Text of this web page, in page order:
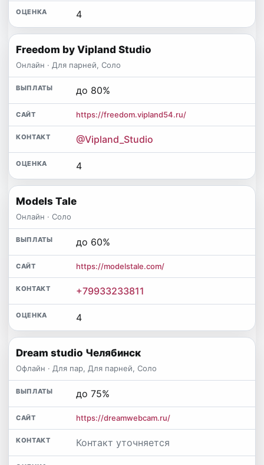
4
Freedom by Vipland Studio
Онлайн · Для парней, Соло
до 80%
https://freedom.vipland54.ru/
@Vipland_Studio
4
Models Tale
Онлайн · Соло
до 60%
https://modelstale.com/
+79933233811
4
Dream studio Челябинск
Офлайн · Для пар, Для парней, Соло
до 75%
https://dreamwebcam.ru/
Контакт уточняется